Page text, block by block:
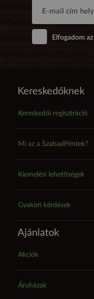
Elfogadom az
Kereskedőknek
Kereskedői regisztráció
Mi az a SzabadPéntek?
Kiemelési lehetőségek
Gyakori kérdések
Ajánlatok
Akciók
Áruházak